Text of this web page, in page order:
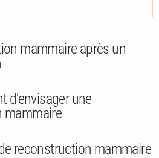
mammaire après un
d'envisager une
mammaire
reconstruction mammaire